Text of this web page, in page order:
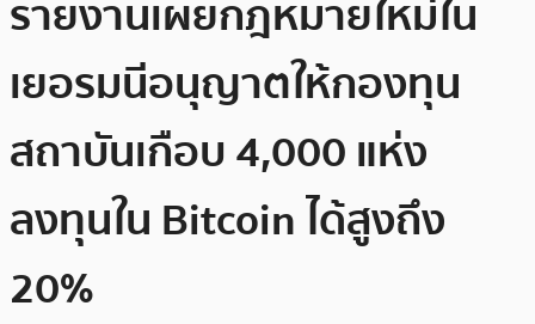
รายงานเผยกฎหมายใหม่ใน
เยอรมนีอนุญาตให้กองทุน
สถาบันเกือบ 4,000 แห่ง
ลงทุนใน Bitcoin ได้สูงถึง
20%